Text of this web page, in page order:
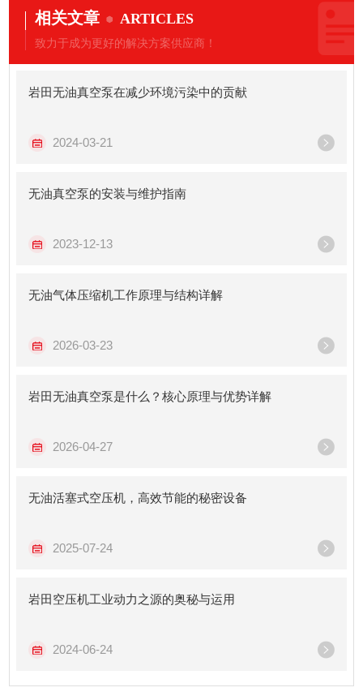
相关文章 ARTICLES
致力于成为更好的解决方案供应商！
岩田无油真空泵在减少环境污染中的贡献
2024-03-21
无油真空泵的安装与维护指南
2023-12-13
无油气体压缩机工作原理与结构详解
2026-03-23
岩田无油真空泵是什么？核心原理与优势详解
2026-04-27
无油活塞式空压机，高效节能的秘密设备
2025-07-24
岩田空压机工业动力之源的奥秘与运用
2024-06-24